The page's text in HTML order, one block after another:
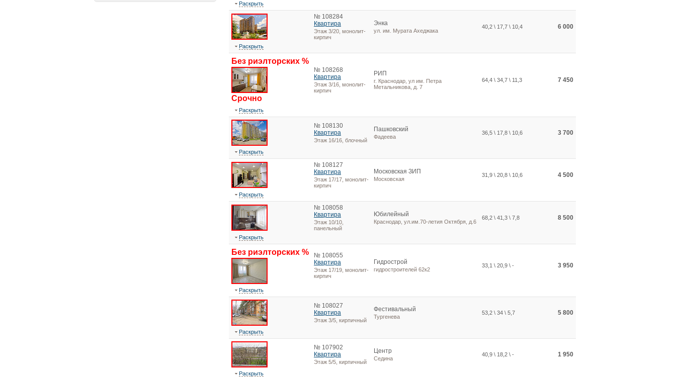
Раскрыть
№ 108284
Квартира
Этаж 3/20, монолит-
кирпич
Энка
ул. им. Мурата Ахеджака
40,2 \ 17,7 \ 10,4 6 000
Раскрыть
Без риэлторских %
Срочно
№ 108268
Квартира
Этаж 3/16, монолит-
кирпич
РИП
г. Краснодар, ул им. Петра
Метальникова, д. 7
64,4 \ 34,7 \ 11,3 7 450
Раскрыть
№ 108130
Квартира
Этаж 16/16, блочный
Пашковский
Фадеева
36,5 \ 17,8 \ 10,6 3 700
Раскрыть
№ 108127
Квартира
Этаж 17/17, монолит-
кирпич
Московская ЗИП
Московская
31,9 \ 20,8 \ 10,6 4 500
Раскрыть
№ 108058
Квартира
Этаж 10/10,
панельный
Юбилейный
Краснодар, ул.им.70-летия Октября, д.6
68,2 \ 41,3 \ 7,8 8 500
Раскрыть
Без риэлторских %
№ 108055
Квартира
Этаж 17/19, монолит-
кирпич
Гидрострой
гидростроителей 62к2
33,1 \ 20,9 \ - 3 950
Раскрыть
№ 108027
Квартира
Этаж 3/5, кирпичный
Фестивальный
Тургенева
53,2 \ 34 \ 5,7 5 800
Раскрыть
№ 107902
Квартира
Этаж 5/5, кирпичный
Центр
Седина
40,9 \ 18,2 \ - 1 950
Раскрыть